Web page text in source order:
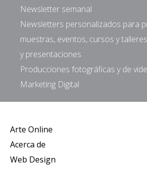
Newsletter semanal
Newsletters personalizados para
muestras, eventos, cursos y
y presentaciones
Producciones fotográficas y de
Marketing Digital
Arte Online
Acerca de
Web Design